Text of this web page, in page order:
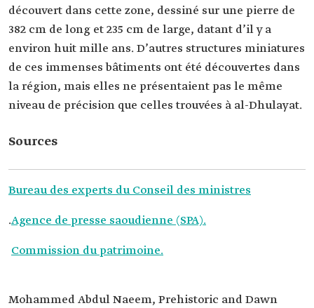
découvert dans cette zone, dessiné sur une pierre de
382 cm de long et 235 cm de large, datant d’il y a
environ huit mille ans. D’autres structures miniatures
de ces immenses bâtiments ont été découvertes dans
la région, mais elles ne présentaient pas le même
niveau de précision que celles trouvées à al-Dhulayat.
Sources
Bureau des experts du Conseil des ministres
.Agence de presse saoudienne (SPA).
Commission du patrimoine.
Mohammed Abdul Naeem, Prehistoric and Dawn